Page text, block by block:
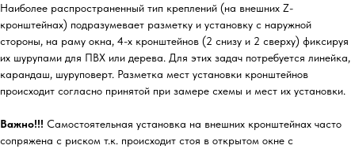
Наиболее распространенный тип креплений (на внешних Z-
кронштейнах) подразумевает разметку и установку с наружной
стороны, на раму окна, 4-х кронштейнов (2 снизу и 2 сверху) фиксируя
их шурупами для ПВХ или дерева. Для этих задач потребуется линейка,
карандаш, шуруповерт. Разметка мест установки кронштейнов
происходит согласно принятой при замере схемы и мест их установки.
Важно!!! Самостоятельная установка на внешних кронштейнах часто
сопряжена с риском т.к. происходит стоя в открытом окне с